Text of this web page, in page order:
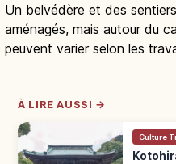
Un belvédère et des
aménagés, mais autour du
peuvent varier selon les
À LIRE AUSSI →
Culture